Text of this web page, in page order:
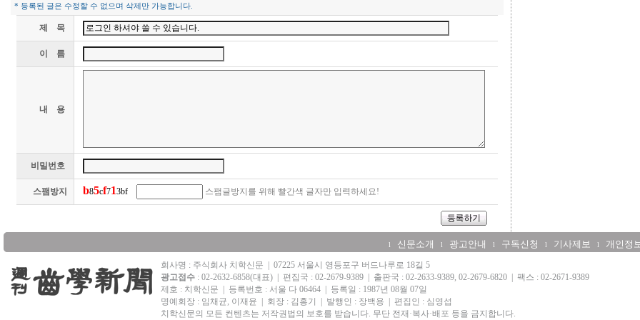
* 등록된 글은 수정할 수 없으며 삭제만 가능합니다.
제 목
이 름
내 용
비밀번호
스팸방지 b85cf713bf 스팸글방지를 위해 빨간색 글자만 입력하세요!
l 신문소개 l 광고안내 l 구독신청 l 기사제보 l 개인정
회사명 : 주식회사 치학신문
07225 서울시 영등포구 버드나루로 18길 5
광고접수 : 02-2632-6858(대표) 편집국 : 02-2679-9389 출판국 : 02-2633-9389, 02-2679-6820
팩스 : 02-2671-9389
제호 : 치학신문
등록번호 : 서울 다 06464
등록일 : 1987년 08월 07일
명예회장 : 임채균, 이재윤 | 회장 : 김홍기
발행인 : 장백용
편집인 : 심영섭
치학신문의 모든 컨텐츠는 저작권법의 보호를 받습니다. 무단 전재·복사·배포 등을 금지합니다.